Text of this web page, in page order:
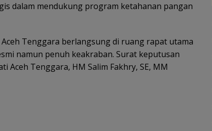
dalam mendukung program ketahanan pangan
Tenggara berlangsung di ruang rapat utama
namun penuh keakraban. Surat keputusan
Tenggara, HM Salim Fakhry, SE, MM